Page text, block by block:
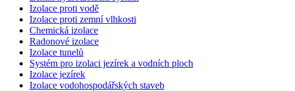
Izolace proti vodě
Izolace proti zemní vlhkosti
Chemická izolace
Radonové izolace
Izolace tunelů
Systém pro izolaci jezírek a vodních ploch
Izolace jezírek
Izolace vodohospodářských staveb